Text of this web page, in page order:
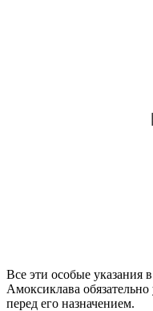
Все эти особые указания
Амоксиклава
перед его назначением.